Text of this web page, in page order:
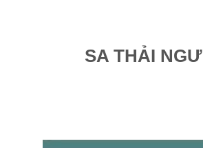
SA THẢI